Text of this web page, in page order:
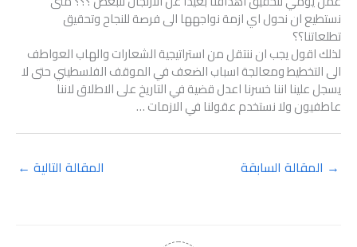
نستطيع ان نحول اي ازمة نواجهها الى فرصة للنجاح وتحقيق
تطلعاتنا؟؟
لذلك اقول يجب ان ننتقل من استراتيجية الشعارات والهاب العواطف
الى التخطيط ومعالجة اسباب الضعف في الموقف الفلسطيني حتى لا
يسجل علينا اننا خسرنا اعدل قضية في التاريخ على الاطلاق لاننا
عاطفيون ولا نستخدم عقولنا في الازمات …
→ المقالة السابقة المقالة التالية ←